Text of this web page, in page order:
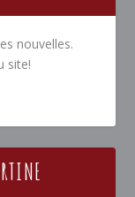
nouvelles.
site!